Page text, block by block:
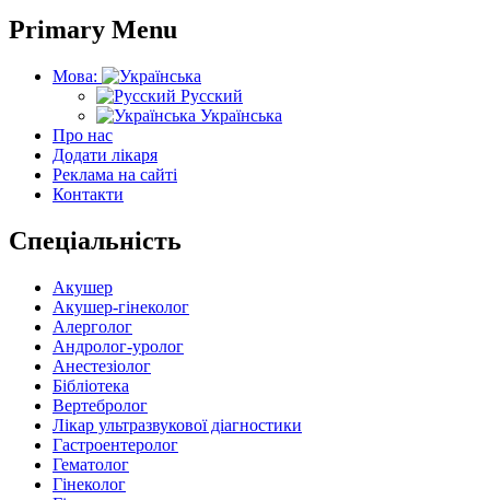
Primary Menu
Мова:
Русский
Українська
Про нас
Додати лікаря
Реклама на сайті
Контакти
Спеціальність
Акушер
Акушер-гінеколог
Алерголог
Андролог-уролог
Анестезіолог
Бібліотека
Вертебролог
Лікар ультразвукової діагностики
Гастроентеролог
Гематолог
Гінеколог